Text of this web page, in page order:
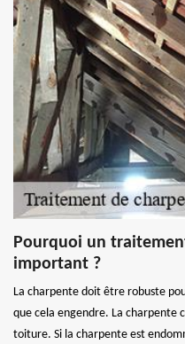
Pourquoi un
important ?
La charpente doit être robuste
que cela engendre. La charpente
toiture. Si la charpente est